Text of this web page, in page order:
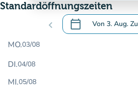
Standardöffnungszeiten
chevron_left calendar_today Von 3. Aug. Zu
.Öffnen Sie den
MO.03/08
DI.04/08
MI.05/08